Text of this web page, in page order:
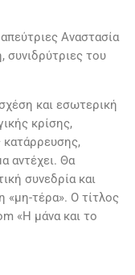
Αναστασία
συνιδρύτριες του
και εσωτερική
κρίσης,
κατάρρευσης,
αντέχει. Θα
συνεδρία και
τέρα». Ο τίτλος
«Η μάνα και το